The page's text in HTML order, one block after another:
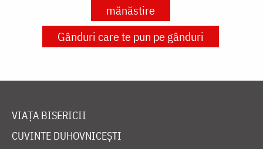
mănăstire
Gânduri care te pun pe gânduri
VIAȚA BISERICII
CUVINTE DUHOVNICEȘTI